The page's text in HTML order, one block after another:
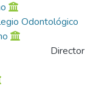
Odontológico
Director